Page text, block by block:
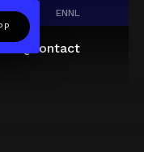
ENNL
Contact